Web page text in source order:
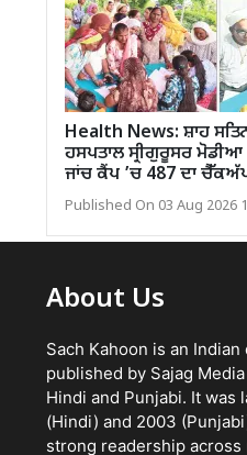
Health News: ਸ਼ਾਹ
ਹਸਪਤਾਲ ਸ੍ਰੀਗੁਰੂਸਰ
ਜਾਂਚ ਕੈਂਪ ’ਚ 487 ਦਾ
Published On 03 Aug 2026
About Us
Sach Kahoon is an
published by Sajag
Hindi and Punjabi. It was
(Hindi) and 2003
strong readership across